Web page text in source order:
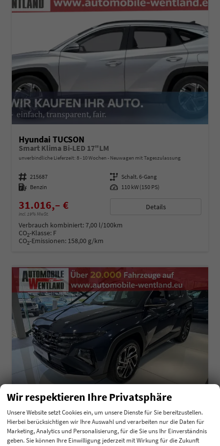
Hyundai TUCSON
Smart Klima Bi-LED 17"LM
unverbindliche Lieferzeit: 8 - 10 Wochen Neuwagen mit Tageszulassung
Fahrzeugnummer 215687 Getriebe Schalt. 6-Gang
Kraftstoff Benzin Leistung 110 kW (150 PS)
31.016,– €
incl. 19% MwSt.
Details
Verbrauch kombiniert:7,00 l/100km
CO2-Klasse: F
CO2-Emissionen: 158,00 g/km
Hyundai TUCSON
1.6 T-GDI 48V Navi Keyless 18" Krell SHZ
Wir respektieren Ihre Privatsphäre
Unsere Website setzt Cookies ein, um unsere Dienste für Sie bereitzustellen.
Hierbei berücksichtigen wir Ihre Auswahl und verarbeiten nur die Daten für
Marketing, Analytics und Personalisierung, für die Sie uns Ihr Einverständnis
geben. Sie können Ihre Einwilligung jederzeit mit Wirkung für die Zukunft